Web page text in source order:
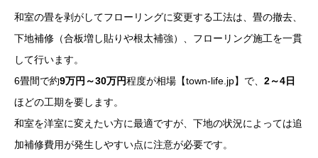
和室の畳を剥がしてフローリングに変更する工法は、畳の撤去、
下地補修（合板増し貼りや根太補強）、フローリング施工を一貫
して行います。
6畳間で約9万円～30万円程度が相場【town-life.jp】で、 2～4日
ほどの工期を要します。
和室を洋室に変えたい方に最適ですが、下地の状況によっては追
加補修費用が発生しやすい点に注意が必要です。